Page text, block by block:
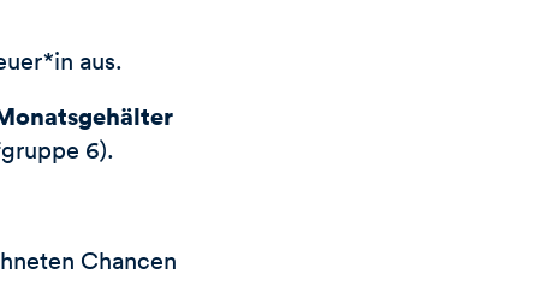
aus.
6).
Chancen